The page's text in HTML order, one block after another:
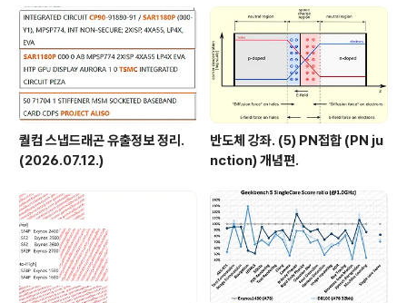
420 : http://browser.primatelabs.com/geekben
ch3/130434 Tegra4 : http://bro..
퀄컴 스냅드래곤 유출정보 정리.
(2026.07.12.)
반도체 강좌. (5) PN접합 (PN ju
nction) 개념편.